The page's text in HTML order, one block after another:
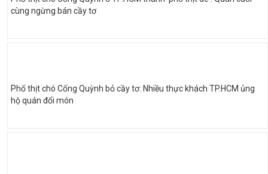
cùng ngừng bán cầy tơ
Phố thịt chó Cống Quỳnh bỏ cầy tơ: Nhiều thực khách TP.HCM ủng
hộ quán đổi món